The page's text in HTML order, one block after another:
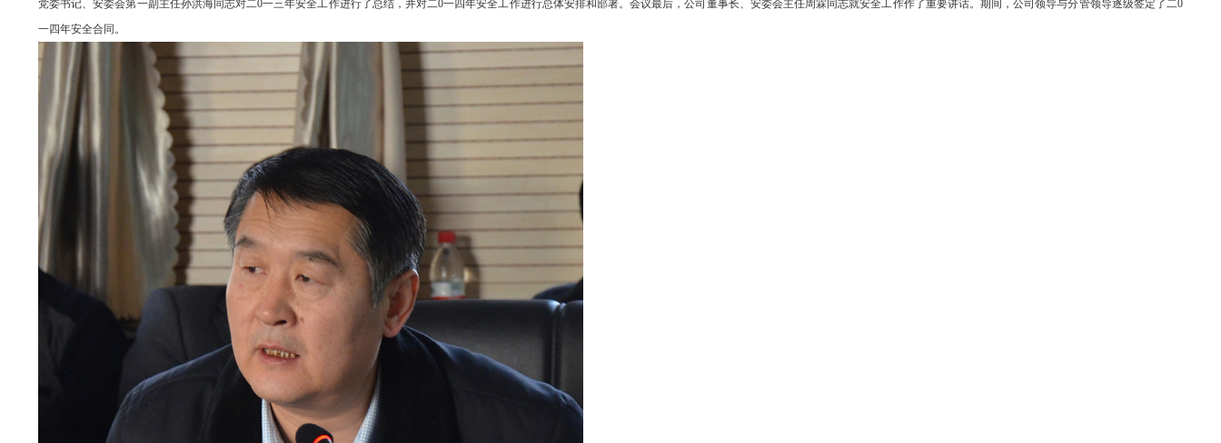
党委书记、安委会第一副主任孙洪海同志对二0一三年安全工作进行了总结，并对二0一四年安全工作进行总体安排和部署。会议最后，公司董事长、安委会主任周霖同志就安全工作作了重要讲话。期间，公司领导与分管领导逐级签定了二0
一四年安全合同。